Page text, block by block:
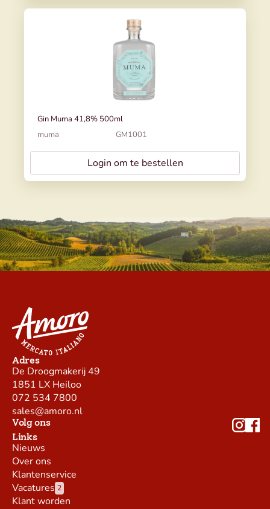
Gin Muma 41,8% 500ml
muma
GM1001
Login om te bestellen
Adres
De Droogmakerij 49
1851 LX Heiloo
072 534 7800
sales@amoro.nl
Volg ons
Links
Nieuws
Over ons
Klantenservice
Vacatures 2
Klant worden